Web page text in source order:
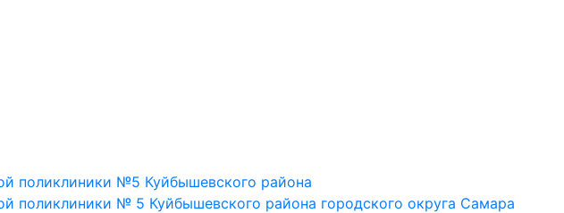
поликлиники №5 Куйбышевского района
поликлиники № 5 Куйбышевского района городского округа Самара